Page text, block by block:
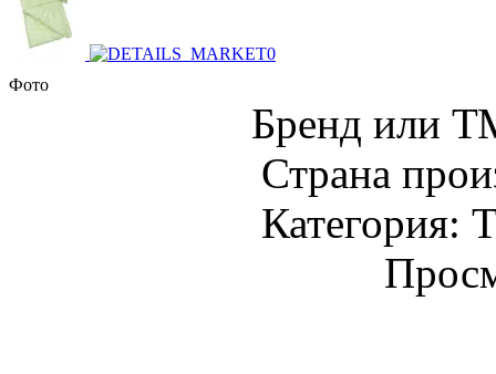
Фото
Бренд или
Страна
Категория: